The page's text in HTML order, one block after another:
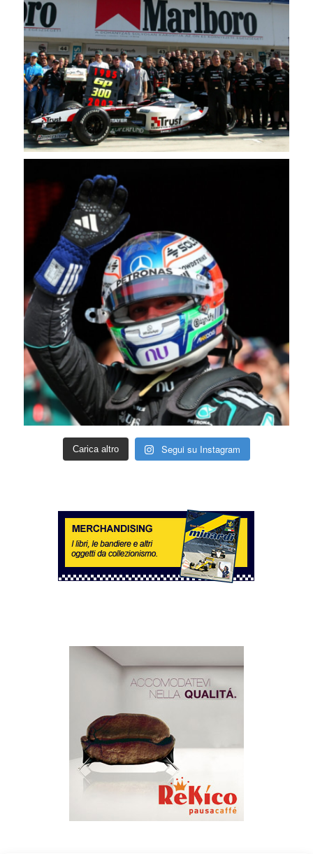
Carica altro Segui su Instagram